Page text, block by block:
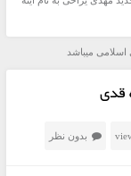
میباشد
قدی
بدون نظر